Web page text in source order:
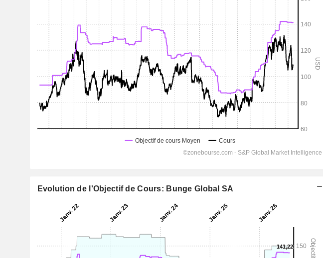
Evolution de l'Objectif de Cours: Bunge Global SA